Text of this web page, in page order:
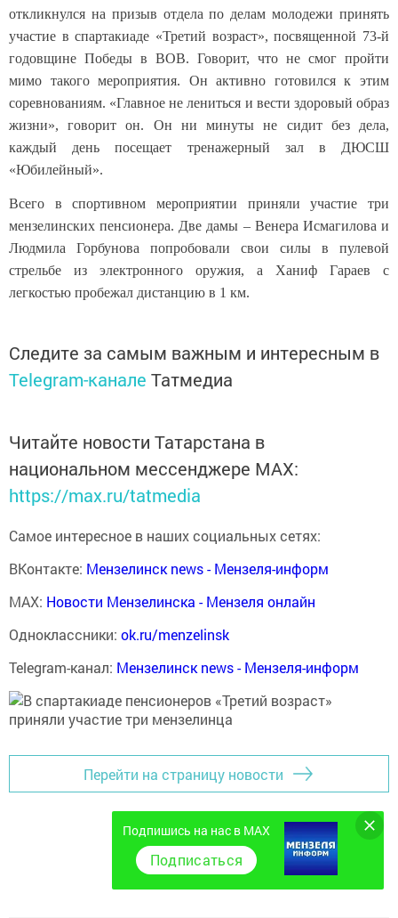
откликнулся на призыв отдела по делам молодежи принять
участие в спартакиаде «Третий возраст», посвященной 73-й
годовщине Победы в ВОВ. Говорит, что не смог пройти
мимо такого мероприятия. Он активно готовился к этим
соревнованиям. «Главное не лениться и вести здоровый образ
жизни», говорит он. Он ни минуты не сидит без дела,
каждый день посещает тренажерный зал в ДЮСШ
«Юбилейный».
Всего в спортивном мероприятии приняли участие три
мензелинских пенсионера. Две дамы – Венера Исмагилова и
Людмила Горбунова попробовали свои силы в пулевой
стрельбе из электронного оружия, а Ханиф Гараев с
легкостью пробежал дистанцию в 1 км.
Следите за самым важным и интересным в
Telegram-канале Татмедиа
Читайте новости Татарстана в
национальном мессенджере MАХ:
https://max.ru/tatmedia
Самое интересное в наших социальных сетях:
ВКонтакте: Мензелинск news - Мензеля-информ
MAX: Новости Мензелинска - Мензеля онлайн
Одноклассники: ok.ru/menzelinsk
Telegram-канал: Мензелинск news - Мензеля-информ
Перейти на страницу новости
Подпишись на нас в MAX
Подписаться